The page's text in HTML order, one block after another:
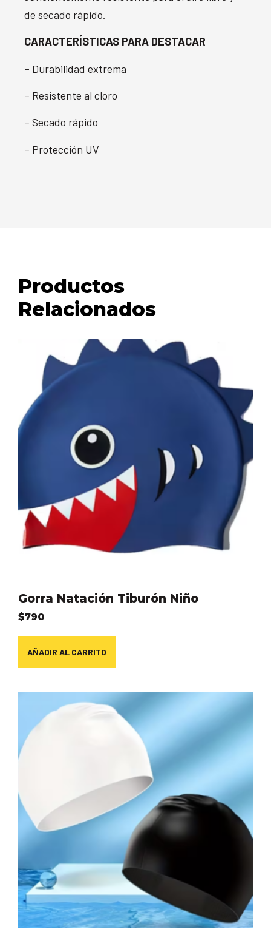
de secado rápido.
CARACTERÍSTICAS PARA DESTACAR
– Durabilidad extrema
– Resistente al cloro
– Secado rápido
– Protección UV
Productos
Relacionados
Gorra Natación Tiburón Niño
$790
AÑADIR AL CARRITO